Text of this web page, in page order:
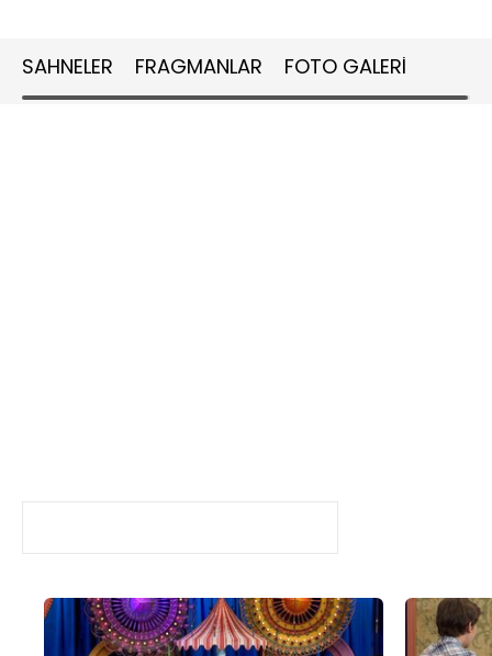
SAHNELER FRAGMANLAR FOTO GALERİ